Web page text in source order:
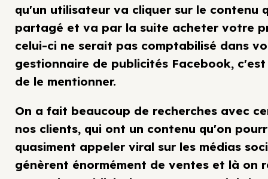
qu'un utilisateur va cliquer sur le contenu
partagé et va par la suite acheter votre
celui-ci ne serait pas comptabilisé dans
gestionnaire de publicités Facebook,
de le mentionner.
On a fait beaucoup de recherches avec
nos clients, qui ont un contenu qu'on
quasiment appeler viral sur les médias
génèrent énormément de ventes et là on